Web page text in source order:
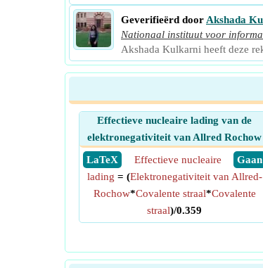
Geverifieërd door Akshada
Nationaal instituut voor
Akshada Kulkarni heeft deze
Effectieve nucleaire lading van de
elektronegativiteit van Allred Rochow
​ LaTeX
​ Gaan
Effectieve nucleaire
lading = (Elektronegativiteit van Allred-
Rochow*Covalente straal*Covalente
straal)/0.359